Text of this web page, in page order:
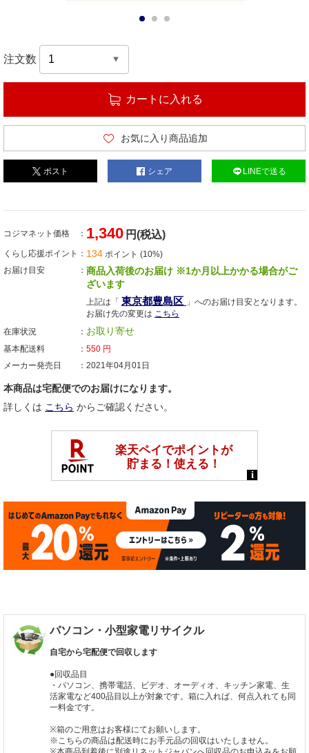
注文数
カートに入れる
お気に入り商品追加
ポスト シェア LINEで送る
コジマネット価格 1,340 円(税込)
くらし応援ポイント 134 ポイント (10%)
お届け目安
商品入荷後のお届け ※1か月以上かかる場合がご
ざいます
上記は「 東京都豊島区 」へのお届け目安となります。
お届け先の変更は こちら
在庫状況
お取り寄せ
基本配送料 550 円
メーカー発売日
2021年04月01日
本商品は宅配便でのお届けになります。
詳しくは こちら からご確認ください。
パソコン・小型家電リサイクル
自宅から宅配便で回収します
●回収品目
・パソコン、携帯電話、ビデオ、オーディオ、キッチン家電、生
活家電など400品目以上が対象です。箱に入れば、何点入れても同
一料金です。
※箱のご用意はお客様にてお願いします。
※こちらの商品は配送時にお手元品の回収はいたしません。